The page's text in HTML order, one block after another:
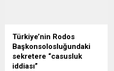
Türkiye’nin Rodos
Başkonsolosluğundaki
sekretere “casusluk
iddiası”